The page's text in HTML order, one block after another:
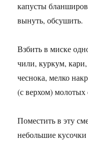
капусты
вынуть, обсушить.
Взбить в миске
чили, куркум,
чеснока, мелко
(с верхом) молотых
Поместить в эту
небольшие